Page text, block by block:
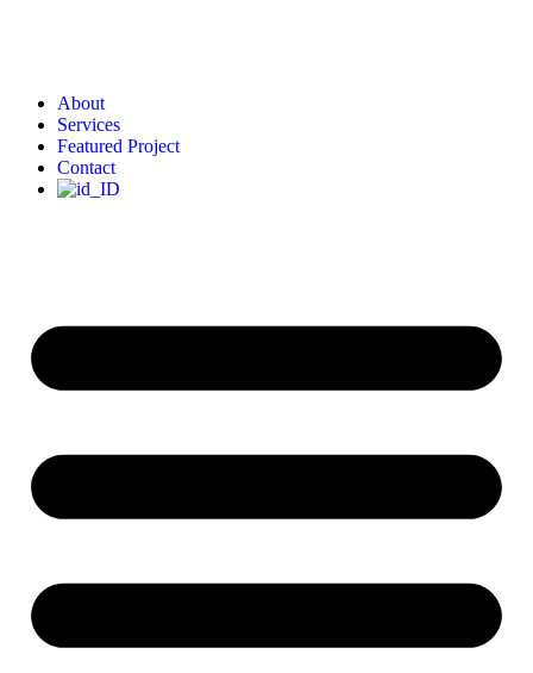
About
Services
Featured Project
Contact